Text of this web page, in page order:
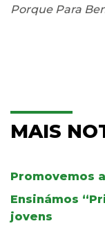
Porque Para
MAIS
Promovemos
Ensinámos
jovens